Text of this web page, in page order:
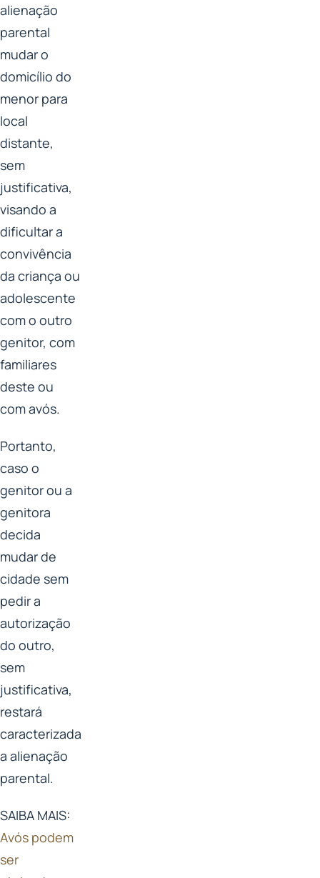
alienação
parental
mudar o
domicílio do
menor para
local
distante,
sem
justificativa,
visando a
dificultar a
convivência
da criança ou
adolescente
com o outro
genitor, com
familiares
deste ou
com avós.
Portanto,
caso o
genitor ou a
genitora
decida
mudar de
cidade sem
pedir a
autorização
do outro,
sem
justificativa,
restará
caracterizada
a alienação
parental.
SAIBA MAIS:
Avós podem
ser